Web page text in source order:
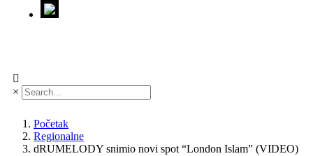
×
Početak
Regionalne
dRUMELODY snimio novi spot “London Islam” (VIDEO)